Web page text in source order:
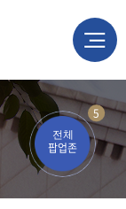
5
전체
팝업존